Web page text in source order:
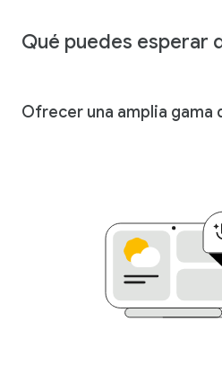
Qué puedes esperar
Ofrecer una amplia gama